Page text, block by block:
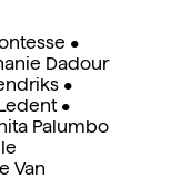
•
Dadour
•
•
Palumbo
Van